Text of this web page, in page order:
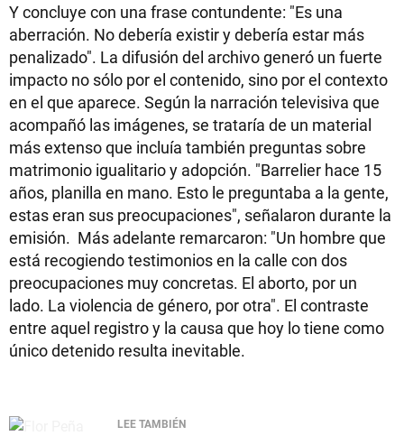
Y concluye con una frase contundente: "Es una
aberración. No debería existir y debería estar más
penalizado". La difusión del archivo generó un fuerte
impacto no sólo por el contenido, sino por el contexto
en el que aparece. Según la narración televisiva que
acompañó las imágenes, se trataría de un material
más extenso que incluía también preguntas sobre
matrimonio igualitario y adopción. "Barrelier hace 15
años, planilla en mano. Esto le preguntaba a la gente,
estas eran sus preocupaciones", señalaron durante la
emisión. Más adelante remarcaron: "Un hombre que
está recogiendo testimonios en la calle con dos
preocupaciones muy concretas. El aborto, por un
lado. La violencia de género, por otra". El contraste
entre aquel registro y la causa que hoy lo tiene como
único detenido resulta inevitable.
LEE TAMBIÉN